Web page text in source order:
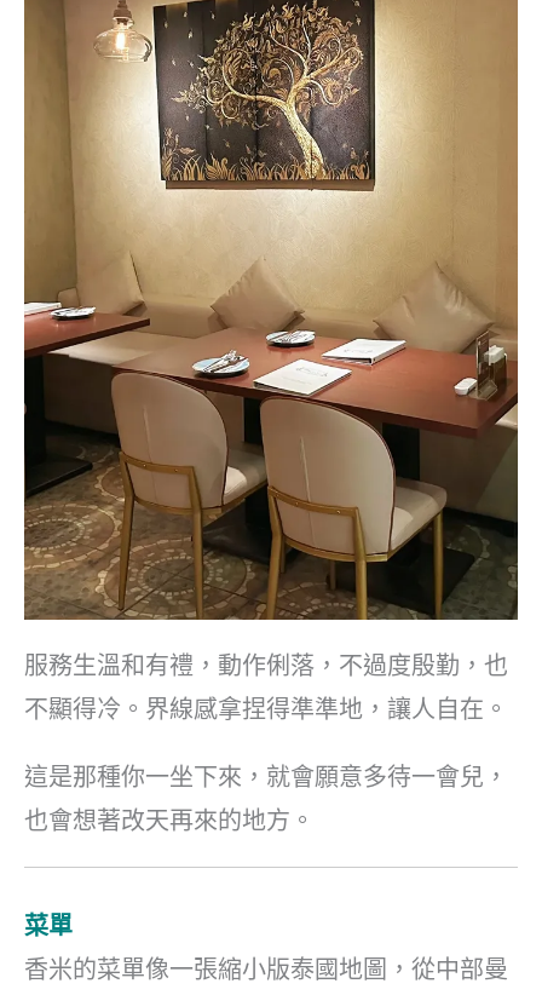
服務生溫和有禮，動作俐落，不過度殷勤，也
不顯得冷。界線感拿捏得準準地，讓人自在。
這是那種你一坐下來，就會願意多待一會兒，
也會想著改天再來的地方。
菜單
香米的菜單像一張縮小版泰國地圖，從中部曼